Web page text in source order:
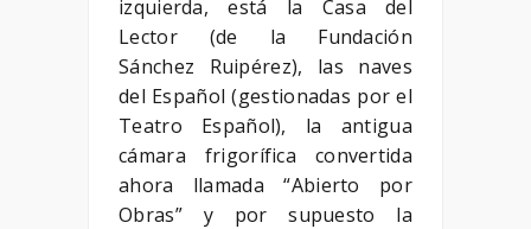
izquierda, está la Casa del
Lector (de la Fundación
Sánchez Ruipérez), las naves
del Español (gestionadas por el
Teatro Español), la antigua
cámara frigorífica convertida
ahora llamada “Abierto por
Obras” y por supuesto la